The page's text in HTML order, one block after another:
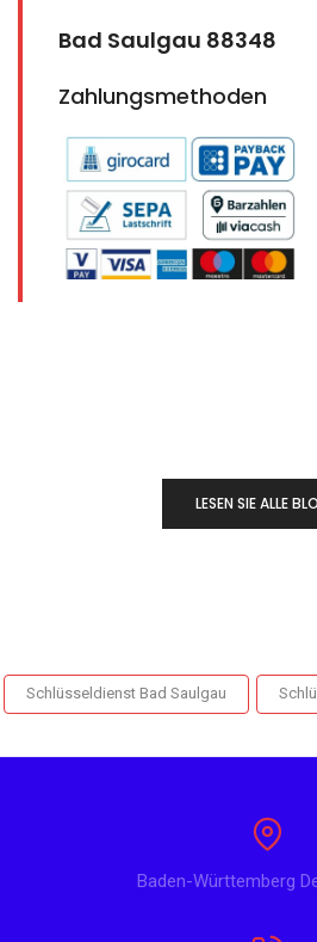
Bad Saulgau 88348
Zahlungsmethoden
LESEN SIE ALLE
Schlüsseldienst Bad Saulgau
Baden-Württemberg